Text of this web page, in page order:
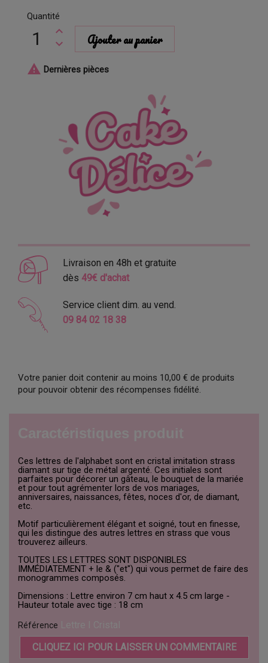
Quantité
Ajouter au panier
 Dernières pièces
Livraison en 48h et gratuite
dès 49€ d'achat
Service client dim. au vend.
09 84 02 18 38
Votre panier doit contenir au moins 10,00 € de produits
pour pouvoir obtenir des récompenses fidélité.
Ces lettres de l'alphabet sont en cristal imitation strass
diamant sur tige de métal argenté. Ces initiales sont
parfaites pour décorer un gâteau, le bouquet de la mariée
et pour tout agrémenter lors de vos mariages,
anniversaires, naissances, fêtes, noces d'or, de diamant,
etc.
Motif particulièrement élégant et soigné, tout en finesse,
qui les distingue des autres lettres en strass que vous
trouverez ailleurs.
TOUTES LES LETTRES SONT DISPONIBLES
IMMÉDIATEMENT + le & ("et") qui vous permet de faire des
monogrammes composés.
Dimensions : Lettre environ 7 cm haut x 4.5 cm large -
Hauteur totale avec tige : 18 cm
Référence
CLIQUEZ ICI POUR LAISSER UN COMMENTAIRE